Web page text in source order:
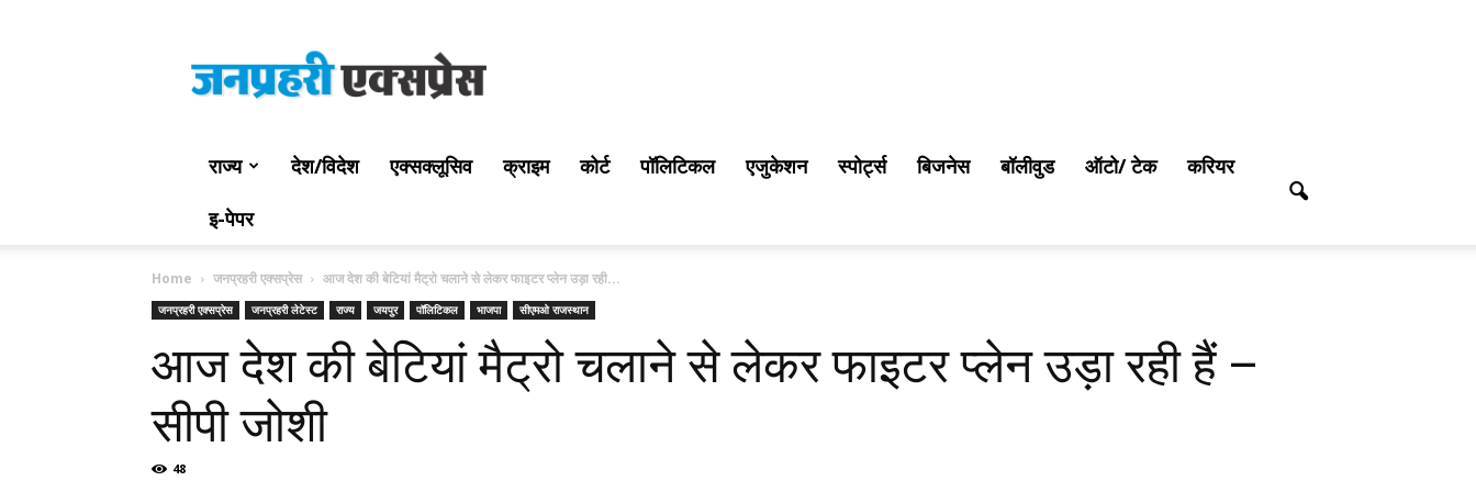
Prahari
Express
राज्य देश/विदेश एक्सक्लूसिव क्राइम कोर्ट पॉलिटिकल एजुकेशन स्पोर्ट्स बिजनेस बॉलीवुड ऑटो/ टेक
करियर
इ-पेपर
Home जनप्रहरी एक्सप्रेस आज देश की बेटियां मैट्रो चलाने से लेकर फाइटर प्लेन उड़ा रही...
जनप्रहरी एक्सप्रेस जनप्रहरी लेटेस्ट राज्य जयपुर पॉलिटिकल भाजपा सीएमओ राजस्थान
आज देश की बेटियां मैट्रो चलाने से लेकर फाइटर प्लेन उड़ा रही हैं –
सीपी जोशी
48